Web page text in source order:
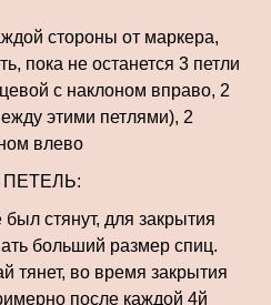
стороны от маркера,
пока не останется 3 петли
с наклоном вправо, 2
этими петлями), 2
влево
стянут, для закрытия
больший размер спиц.
тянет, во время закрытия
после каждой 4й